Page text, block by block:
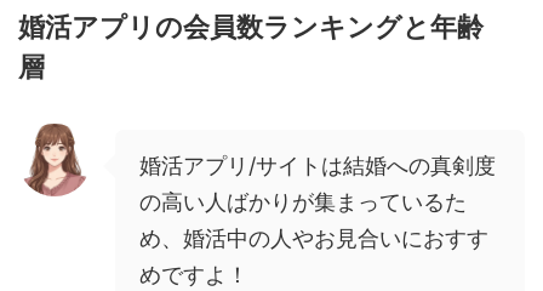
婚活アプリの会員数ランキングと年齢
層
婚活アプリ/サイトは結婚への真剣度
の高い人ばかりが集まっているた
め、婚活中の人やお見合いにおすす
めですよ！